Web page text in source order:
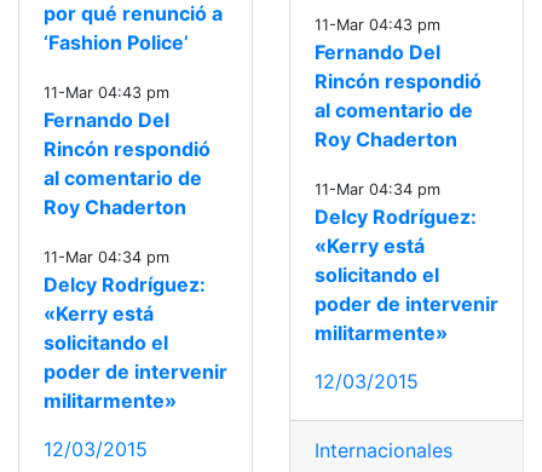
por qué renunció a
‘Fashion Police’
11-Mar 04:43 pm
Fernando Del
Rincón respondió
al comentario de
Roy Chaderton
11-Mar 04:34 pm
Delcy Rodríguez:
«Kerry está
solicitando el
poder de intervenir
militarmente»
12/03/2015
11-Mar 04:43 pm
Fernando Del
Rincón respondió
al comentario de
Roy Chaderton
11-Mar 04:34 pm
Delcy Rodríguez:
«Kerry está
solicitando el
poder de intervenir
militarmente»
12/03/2015
Internacionales